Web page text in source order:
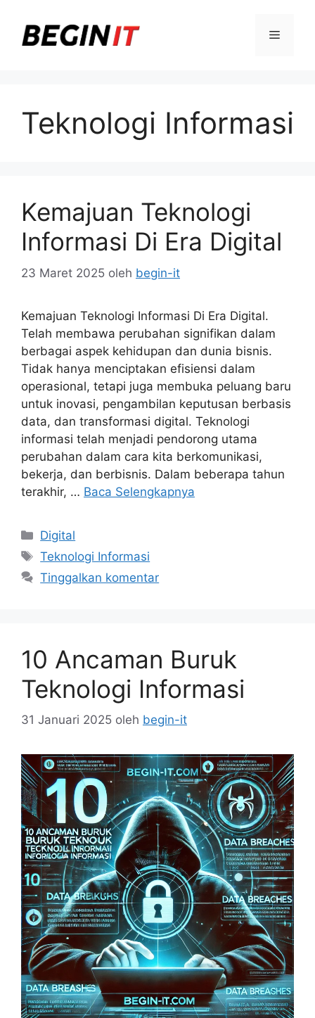
Menu
Teknologi Informasi
Kemajuan Teknologi
Informasi Di Era Digital
23 Maret 2025 oleh begin-it
Kemajuan Teknologi Informasi Di Era Digital.
Telah membawa perubahan signifikan dalam
berbagai aspek kehidupan dan dunia bisnis.
Tidak hanya menciptakan efisiensi dalam
operasional, tetapi juga membuka peluang baru
untuk inovasi, pengambilan keputusan berbasis
data, dan transformasi digital. Teknologi
informasi telah menjadi pendorong utama
perubahan dalam cara kita berkomunikasi,
bekerja, dan berbisnis. Dalam beberapa tahun
terakhir, … Baca Selengkapnya
Kategori
Digital
Tag
Teknologi Informasi
Tinggalkan komentar
10 Ancaman Buruk
Teknologi Informasi
31 Januari 2025 oleh begin-it